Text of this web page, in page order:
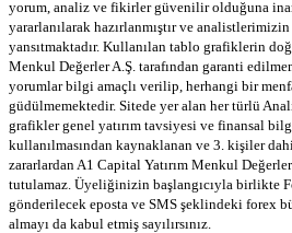
yorum, analiz ve fikirler güvenilir olduğuna
yararlanılarak hazırlanmıştır ve
yansıtmaktadır. Kullanılan tablo grafiklerin
Menkul Değerler A.Ş. tarafından garanti
yorumlar bilgi amaçlı verilip, herhangi bir
güdülmemektedir. Sitede yer alan her türlü
grafikler genel yatırım tavsiyesi ve finansal
kullanılmasından kaynaklanan ve 3. kişiler
zararlardan A1 Capital Yatırım Menkul
tutulamaz. Üyeliğinizin başlangıcıyla birlikte
gönderilecek eposta ve SMS şeklindeki forex
almayı da kabul etmiş sayılırsınız.